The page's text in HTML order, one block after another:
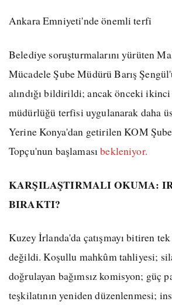
Ankara Emniyeti'nde önemli terfi
Belediye soruşturmalarını yürüten
Mücadele Şube Müdürü Barış
alındığı bildirildi; ancak önceki ikinci
müdürlüğü terfisi uygulanarak daha
Yerine Konya'dan getirilen KOM
Topçu'nun başlamasıbekleniyor.
KARŞILAŞTIRMALI OKUMA:
BIRAKTI?
Kuzey İrlanda'da çatışmayı bitiren tek
değildi. Koşullu mahkûm tahliyesi;
doğrulayan bağımsız komisyon; güç
teşkilatının yeniden düzenlenmesi;